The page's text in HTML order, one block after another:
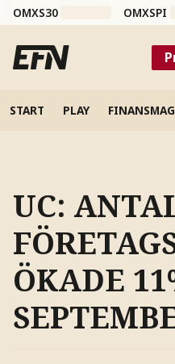
OMXS30 OMXSPI
START PLAY
UC:
ÖKADE